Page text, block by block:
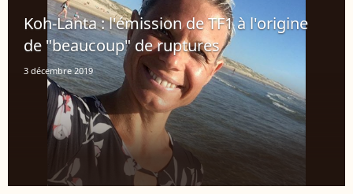
Koh-Lanta : l'émission de TF1 à l'origine
de "beaucoup" de ruptures
3 décembre 2019